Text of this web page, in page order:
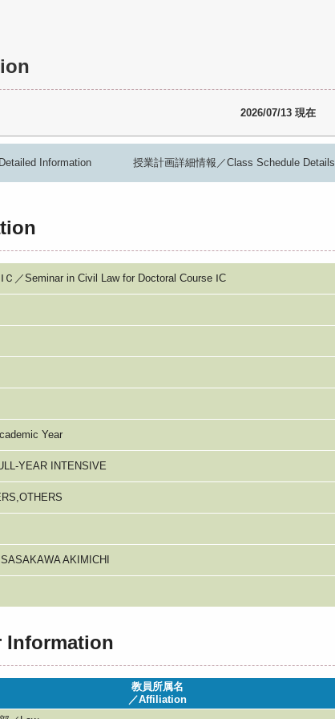
2026/07/13 現在
Information 授業計画詳細情報／Class Schedule Details
Ｃ／Seminar in Civil Law for Doctoral Course ⅠC
Year
YEAR INTENSIVE
AKIMICHI
Information
教員所属名
／Affiliation